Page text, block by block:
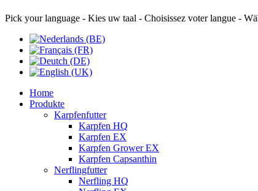
Pick your language - Kies uw taal - Choisissez voter langue -
Home
Produkte
Karpfenfutter
Karpfen HQ
Karpfen EX
Karpfen Grower EX
Karpfen Capsanthin
Nerflingfutter
Nerfling HQ